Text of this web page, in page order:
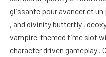
glissante pour avancer et
, and divinity butterfly ,
vampire-themed time slot
character driven gameplay .